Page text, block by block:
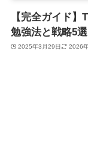
【完全ガイド
勉強法と戦略5選
2025年3月29日 2026